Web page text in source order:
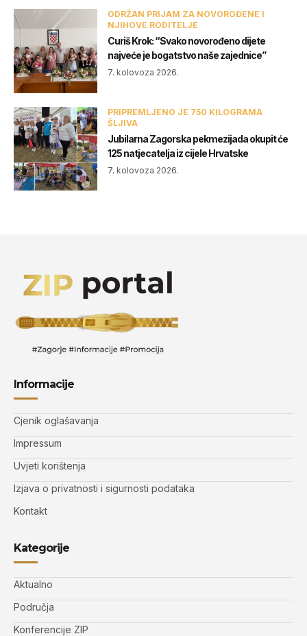
ODRŽAN PRIJAM ZA NOVOROĐENE I
NJIHOVE RODITELJE
Curiš Krok: “Svako novorođeno dijete
najveće je bogatstvo naše zajednice”
7. kolovoza 2026.
PRIPREMLJENO JE 750 KILOGRAMA
ŠLJIVA
Jubilarna Zagorska pekmezijada okupit će
125 natjecatelja iz cijele Hrvatske
7. kolovoza 2026.
Informacije
Cjenik oglašavanja
Impressum
Uvjeti korištenja
Izjava o privatnosti i sigurnosti podataka
Kontakt
Kategorije
Aktualno
Područja
Konferencije ZIP